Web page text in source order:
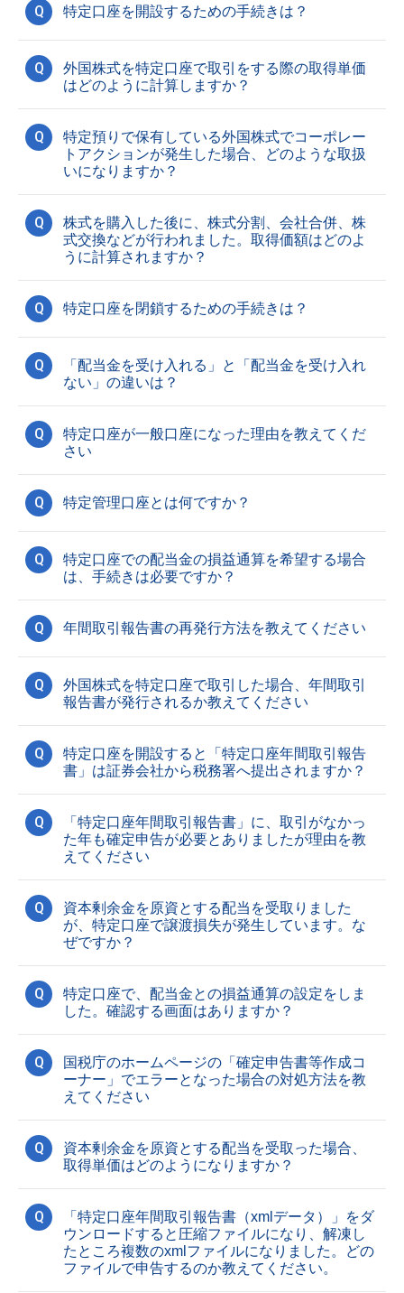
Q 特定口座を開設するための手続きは？
Q
外国株式を特定口座で取引をする際の取得単価
はどのように計算しますか？
Q
特定預りで保有している外国株式でコーポレー
トアクションが発生した場合、どのような取扱
いになりますか？
Q
株式を購入した後に、株式分割、会社合併、株
式交換などが行われました。取得価額はどのよ
うに計算されますか？
Q 特定口座を閉鎖するための手続きは？
Q
「配当金を受け入れる」と「配当金を受け入れ
ない」の違いは？
Q
特定口座が一般口座になった理由を教えてくだ
さい
Q 特定管理口座とは何ですか？
Q
特定口座での配当金の損益通算を希望する場合
は、手続きは必要ですか？
Q 年間取引報告書の再発行方法を教えてください
Q
外国株式を特定口座で取引した場合、年間取引
報告書が発行されるか教えてください
Q
特定口座を開設すると「特定口座年間取引報告
書」は証券会社から税務署へ提出されますか？
Q
「特定口座年間取引報告書」に、取引がなかっ
た年も確定申告が必要とありましたが理由を教
えてください
Q
資本剰余金を原資とする配当を受取りました
が、特定口座で譲渡損失が発生しています。な
ぜですか？
Q
特定口座で、配当金との損益通算の設定をしま
した。確認する画面はありますか？
Q
国税庁のホームページの「確定申告書等作成コ
ーナー」でエラーとなった場合の対処方法を教
えてください
Q
資本剰余金を原資とする配当を受取った場合、
取得単価はどのようになりますか？
Q
「特定口座年間取引報告書（xmlデータ）」をダ
ウンロードすると圧縮ファイルになり、解凍し
たところ複数のxmlファイルになりました。どの
ファイルで申告するのか教えてください。